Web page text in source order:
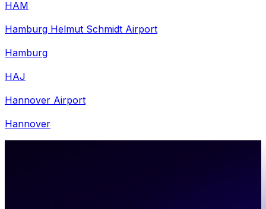
HAM
Hamburg Helmut Schmidt Airport
Hamburg
HAJ
Hannover Airport
Hannover